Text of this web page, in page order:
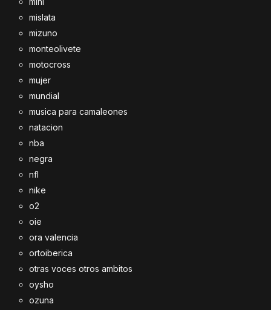
mislata
mizuno
monteolivete
motocross
mujer
mundial
musica para camaleones
natacion
nba
negra
nfl
nike
o2
oie
ora valencia
ortoiberica
otras voces otros ambitos
oysho
ozuna